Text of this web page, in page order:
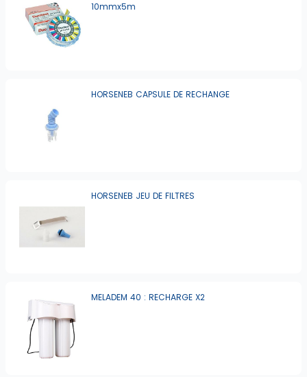
10mmx5m
HORSENEB CAPSULE DE RECHANGE
HORSENEB JEU DE FILTRES
MELADEM 40 : RECHARGE X2